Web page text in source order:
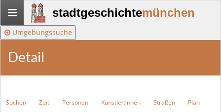
Stadtgeschichte-
München
stadtgeschichtemünchen
Umgebungssuche
Detail
Suchen Zeit Personen Künstler:innen Straßen
Plan